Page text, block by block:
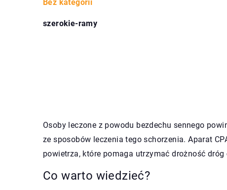
Bez kategorii
szerokie-ramy
Osoby leczone z powodu bezdechu sennego
ze sposobów leczenia tego schorzenia. Aparat
powietrza, które pomaga utrzymać drożność
Co warto wiedzieć?